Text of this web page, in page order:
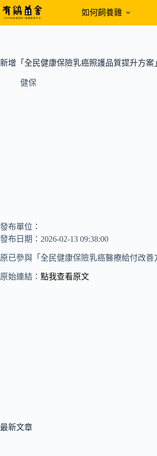
跳
至
容
如何飼養雞
新增「全民健康保險乳癌照護品質提升方案
健保
發布單位：
發布日期：2026-02-13 09:38:00
原已參與「全民健康保險乳癌醫療給付改
原始連結： 點我查看原文
最新文章